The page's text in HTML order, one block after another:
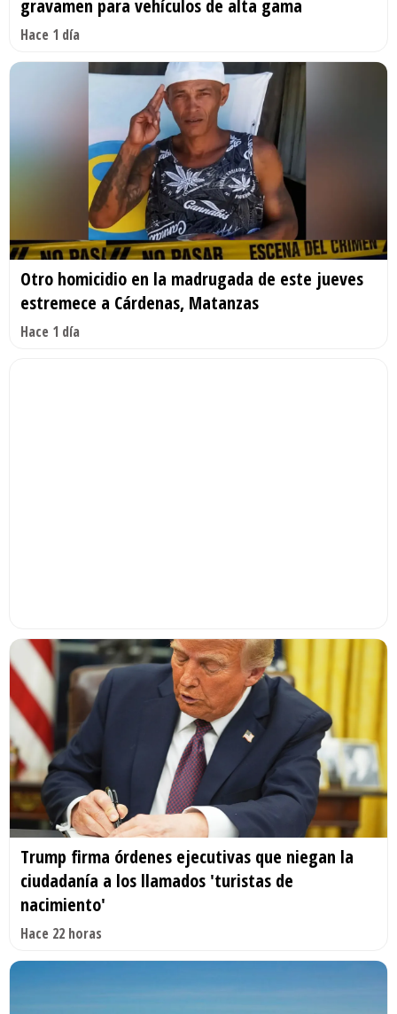
gravamen para vehículos de alta gama
Hace 1 día
Otro homicidio en la madrugada de este jueves
estremece a Cárdenas, Matanzas
Hace 1 día
Trump firma órdenes ejecutivas que niegan la
ciudadanía a los llamados 'turistas de
nacimiento'
Hace 22 horas